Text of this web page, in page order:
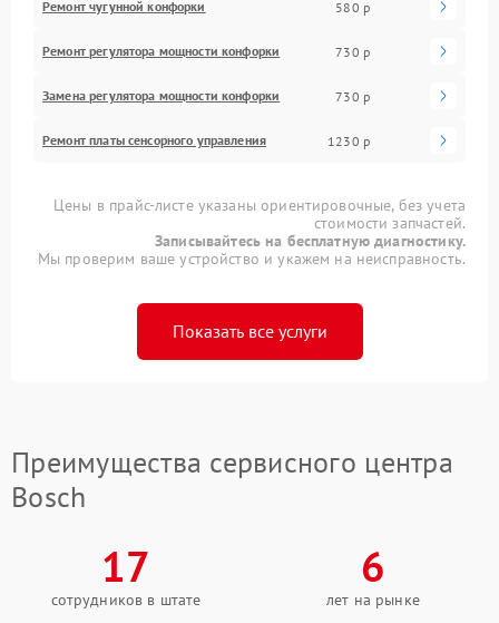
Ремонт чугунной конфорки 580 р
Ремонт регулятора мощности конфорки 730 р
Замена регулятора мощности конфорки 730 р
Ремонт платы сенсорного управления 1230 р
Цены в прайс-листе указаны ориентировочные, без учета
стоимости запчастей.
Записывайтесь на бесплатную диагностику.
Мы проверим ваше устройство и укажем на неисправность.
Показать все услуги
Преимущества сервисного центра
Bosch
17
сотрудников в штате
6
лет на рынке